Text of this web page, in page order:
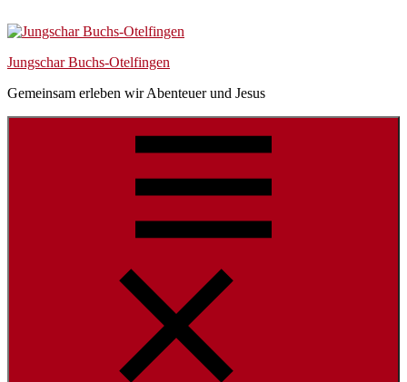
to
to
to
Jungschar Buchs-Otelfingen
Gemeinsam erleben wir Abenteuer und Jesus